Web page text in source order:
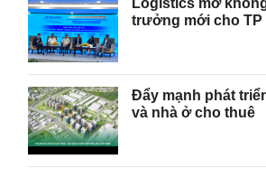
trưởng mới cho TP
Đẩy mạnh phát
và nhà ở cho thuê